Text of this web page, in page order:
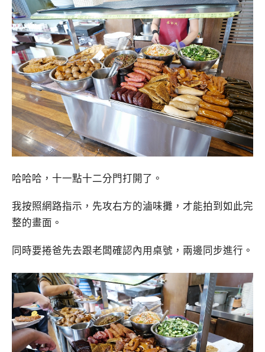
哈哈哈，十一點十二分門打開了。
我按照網路指示，先攻右方的滷味攤，才能拍到如此完
整的畫面。
同時要捲爸先去跟老闆確認內用桌號，兩邊同步進行。